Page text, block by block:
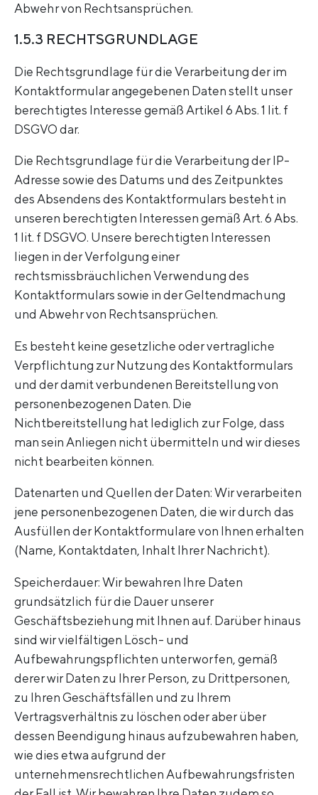
Abwehr von Rechtsansprüchen.
1.5.3 RECHTSGRUNDLAGE
Die Rechtsgrundlage für die Verarbeitung der im
Kontaktformular angegebenen Daten stellt unser
berechtigtes Interesse gemäß Artikel 6 Abs. 1 lit. f
DSGVO dar.
Die Rechtsgrundlage für die Verarbeitung der IP-
Adresse sowie des Datums und des Zeitpunktes
des Absendens des Kontaktformulars besteht in
unseren berechtigten Interessen gemäß Art. 6 Abs.
1 lit. f DSGVO. Unsere berechtigten Interessen
liegen in der Verfolgung einer
rechtsmissbräuchlichen Verwendung des
Kontaktformulars sowie in der Geltendmachung
und Abwehr von Rechtsansprüchen.
Es besteht keine gesetzliche oder vertragliche
Verpflichtung zur Nutzung des Kontaktformulars
und der damit verbundenen Bereitstellung von
personenbezogenen Daten. Die
Nichtbereitstellung hat lediglich zur Folge, dass
man sein Anliegen nicht übermitteln und wir dieses
nicht bearbeiten können.
Datenarten und Quellen der Daten: Wir verarbeiten
jene personenbezogenen Daten, die wir durch das
Ausfüllen der Kontaktformulare von Ihnen erhalten
(Name, Kontaktdaten, Inhalt Ihrer Nachricht).
Speicherdauer: Wir bewahren Ihre Daten
grundsätzlich für die Dauer unserer
Geschäftsbeziehung mit Ihnen auf. Darüber hinaus
sind wir vielfältigen Lösch- und
Aufbewahrungspflichten unterworfen, gemäß
derer wir Daten zu Ihrer Person, zu Drittpersonen,
zu Ihren Geschäftsfällen und zu Ihrem
Vertragsverhältnis zu löschen oder aber über
dessen Beendigung hinaus aufzubewahren haben,
wie dies etwa aufgrund der
unternehmensrechtlichen Aufbewahrungsfristen